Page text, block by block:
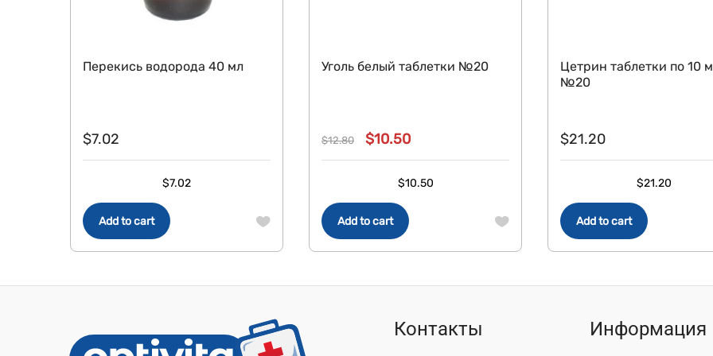
Add to cart
Перекись водорода 40 мл
$7.02
$7.02
Add to cart
Уголь белый таблетки №20
$12.80
$12.80.
$10.50
price
$10.50
Add to cart
Цетрин таблетки по 10
№20
$21.20
$21.20
Контакты Информация